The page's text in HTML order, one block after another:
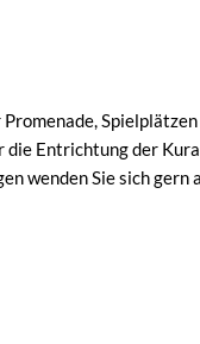
Entrichtung der
wenden Sie sich